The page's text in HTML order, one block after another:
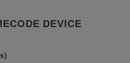
DEVICE